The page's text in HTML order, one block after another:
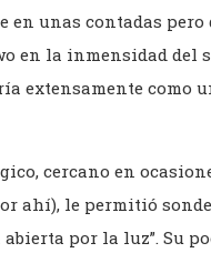
en unas contadas
en la inmensidad
extensamente como
cercano en
ahí), le permitió
por la luz”. Su